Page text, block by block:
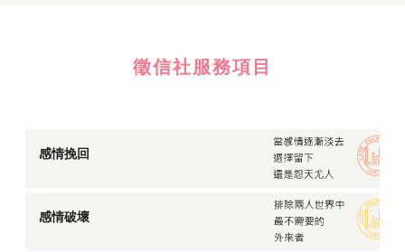
徵信社服務項目
感情挽回
感情破壞